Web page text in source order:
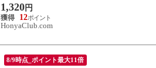
1,320 円
12
HonyaClub.com
8/9時点_ポイント最大11倍